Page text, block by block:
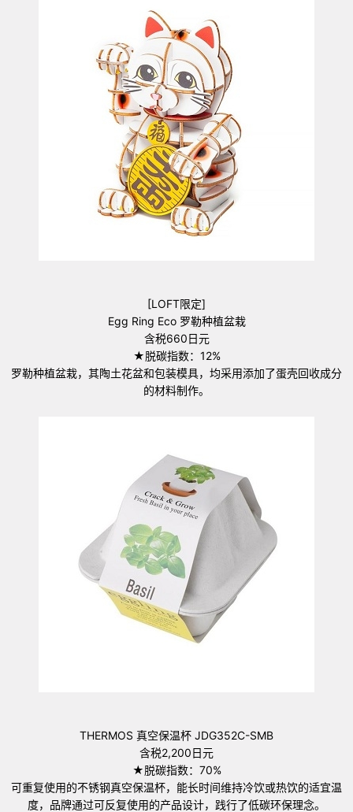
[LOFT限定]
Egg Ring Eco 罗勒种植盆栽
含税660日元
★脱碳指数：12%
罗勒种植盆栽，其陶土花盆和包装模具，均采用添加了蛋壳回收成分
的材料制作。
THERMOS 真空保温杯 JDG352C-SMB
含税2,200日元
★脱碳指数：70%
可重复使用的不锈钢真空保温杯，能长时间维持冷饮或热饮的适宜温
度，品牌通过可反复使用的产品设计，践行了低碳环保理念。